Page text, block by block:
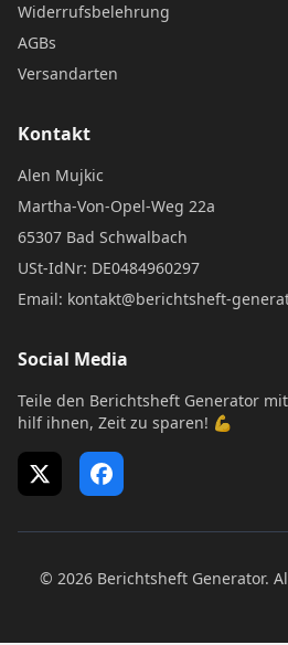
Widerrufsbelehrung
AGBs
Versandarten
Kontakt
Alen Mujkic
Martha-Von-Opel-Weg 22a
65307 Bad Schwalbach
USt-IdNr: DE0484960297
Email: kontakt@berichtsheft-
Social Media
Teile den Berichtsheft Generator
hilf ihnen, Zeit zu sparen! 💪
X (Twitter)Facebook
© 2026 Berichtsheft Generator.